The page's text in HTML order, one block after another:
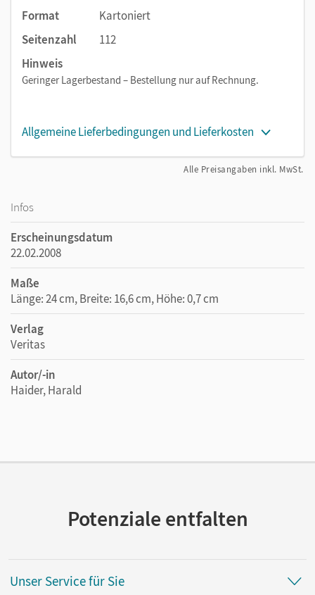
Format
Kartoniert
Seitenzahl
112
Hinweis
Geringer Lagerbestand – Bestellung nur auf Rechnung.
Allgemeine Lieferbedingungen und Lieferkosten
Alle Preisangaben inkl. MwSt.
Infos
Erscheinungsdatum
22.02.2008
Maße
Länge: 24 cm, Breite: 16,6 cm, Höhe: 0,7 cm
Verlag
Veritas
Autor/-in
Haider, Harald
Potenziale entfalten
Unser Service für Sie